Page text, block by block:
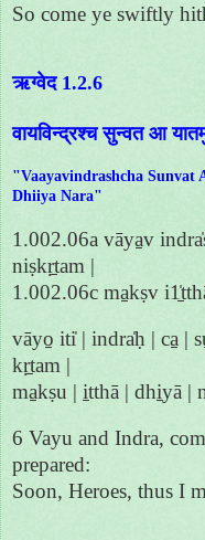
So come ye swiftly
ऋग्वेद 1.2.6
वायविन्द्रश्च सुन्वत आ
"Vaayavindrashcha Sunvat
Dhiiya Nara"
1.002.06a vāya̱v
niṣkṛ̱tam |
1.002.06c ma̱kṣv
vāyo̱ iti̍ | indra̍ḥ | ca̱ |
kṛ̱tam |
ma̱kṣu | i̱tthā | dhi̱yā |
6 Vayu and Indra,
prepared:
Soon, Heroes, thus I